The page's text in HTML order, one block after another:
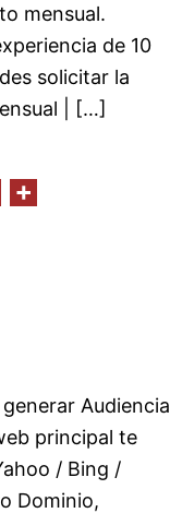
mensual.
de 10
solicitar la
| […]
Audiencia
principal te
/ Bing /
Dominio,